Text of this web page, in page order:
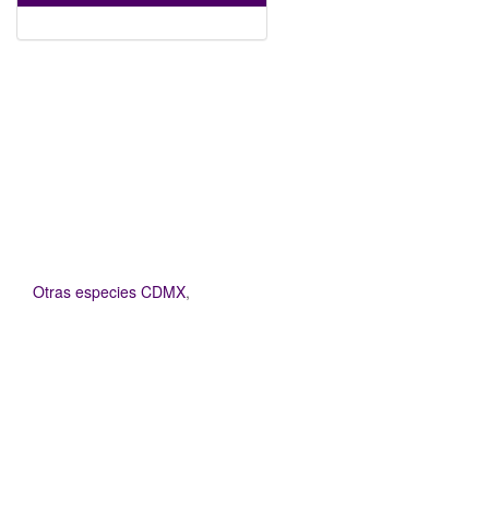
Otras especies CDMX,